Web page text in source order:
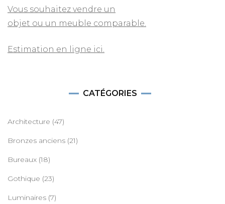
Vous souhaitez vendre un
objet ou un meuble comparable.
Estimation en ligne ici.
CATÉGORIES
Architecture (47)
Bronzes anciens (21)
Bureaux (18)
Gothique (23)
Luminaires (7)